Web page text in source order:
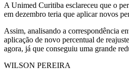
A Unimed Curitiba esclareceu que o
em dezembro teria que aplicar novos
Assim, analisando a correspondência
aplicação de novo percentual de
agora, já que conseguiu uma grande
WILSON PEREIRA